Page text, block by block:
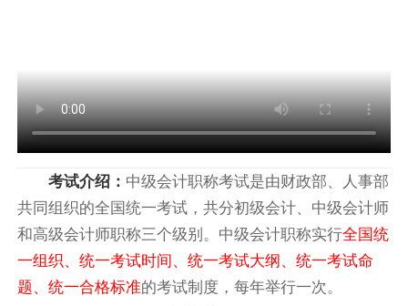
考试介绍： 中级会计职称考试是由财政部、人事部
共同组织的全国统一考试，共分初级会计、中级会计师
和高级会计师职称三个级别。中级会计职称实行全国统
一组织、统一考试时间、统一考试大纲、统一考试命
题、统一合格标准的考试制度，每年举行一次。